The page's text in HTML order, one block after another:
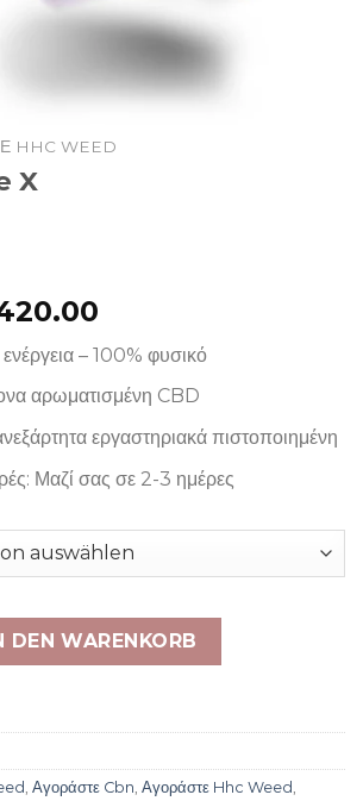
HHC WEED
X
bis
€420.00
– 100% φυσικό
αρωματισμένη CBD
εργαστηριακά πιστοποιημένη
Μαζί σας σε 2-3 ημέρες
DEN WARENKORB
, Αγοράστε Cbn, Αγοράστε Hhc Weed,